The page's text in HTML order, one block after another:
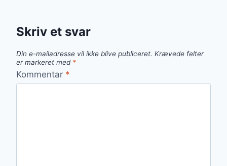
Skriv et svar
Din e-mailadresse vil ikke blive publiceret. Krævede felter
er markeret med *
Kommentar *